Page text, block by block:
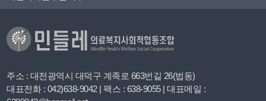
주소 : 대전광역시 대덕구 계족로 663번길 26(법동)
대표전화 : 042)638-9042 | 팩스 : 638-9055 | 대표메일 :